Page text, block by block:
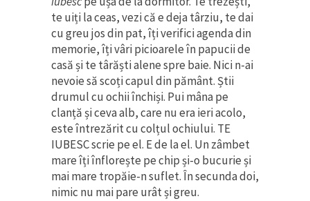
te uiți la ceas, vezi că e deja târziu, te dai
cu greu jos din pat, îți verifici agenda din
memorie, îți vâri picioarele în papucii de
casă și te târăști alene spre baie. Nici n-ai
nevoie să scoți capul din pământ. Știi
drumul cu ochii închiși. Pui mâna pe
clanță și ceva alb, care nu era ieri acolo,
este întrezărit cu colțul ochiului. TE
IUBESC scrie pe el. E de la el. Un zâmbet
mare îți înflorește pe chip și-o bucurie și
mai mare tropăie-n suflet. În secunda doi,
nimic nu mai pare urât și greu.